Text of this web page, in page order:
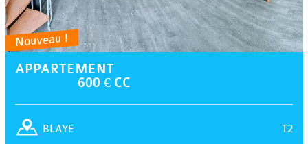
Nouveau !
APPARTEMENT
600 € CC
T2
BLAYE